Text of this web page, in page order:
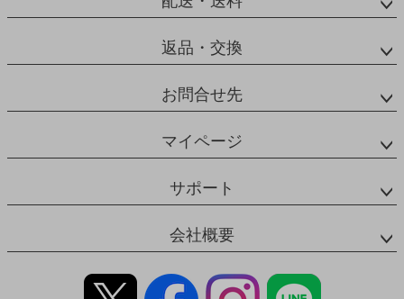
返品・交換
お問合せ先
マイページ
サポート
会社概要